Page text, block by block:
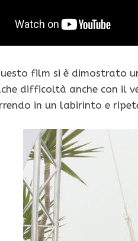
film si è dimostrato
difficoltà anche con il
in un labirinto e